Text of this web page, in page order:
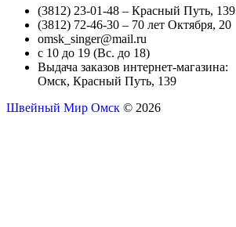
(3812) 23-01-48 – Красный Путь, 139
(3812) 72-46-30 – 70 лет Октября, 20
omsk_singer@mail.ru
с 10 до 19 (Вс. до 18)
Выдача заказов интернет-магазина:
Омск, Красный Путь, 139
Швейный Мир Омск © 2026